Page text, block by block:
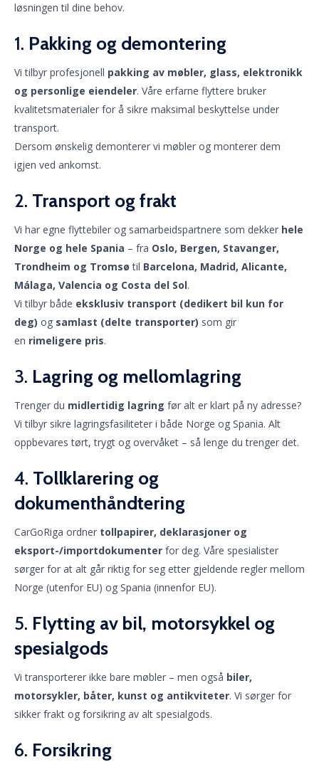
løsningen til dine behov.
1. Pakking og demontering
Vi tilbyr profesjonell pakking av møbler, glass, elektronikk
og personlige eiendeler. Våre erfarne flyttere bruker
kvalitetsmaterialer for å sikre maksimal beskyttelse under
transport.
Dersom ønskelig demonterer vi møbler og monterer dem
igjen ved ankomst.
2. Transport og frakt
Vi har egne flyttebiler og samarbeidspartnere som dekker hele
Norge og hele Spania – fra Oslo, Bergen, Stavanger,
Trondheim og Tromsø til Barcelona, Madrid, Alicante,
Málaga, Valencia og Costa del Sol.
Vi tilbyr både eksklusiv transport (dedikert bil kun for
deg) og samlast (delte transporter) som gir
en rimeligere pris.
3. Lagring og mellomlagring
Trenger du midlertidig lagring før alt er klart på ny adresse?
Vi tilbyr sikre lagringsfasiliteter i både Norge og Spania. Alt
oppbevares tørt, trygt og overvåket – så lenge du trenger det.
4. Tollklarering og
dokumenthåndtering
CarGoRiga ordner tollpapirer, deklarasjoner og
eksport-/importdokumenter for deg. Våre spesialister
sørger for at alt går riktig for seg etter gjeldende regler mellom
Norge (utenfor EU) og Spania (innenfor EU).
5. Flytting av bil, motorsykkel og
spesialgods
Vi transporterer ikke bare møbler – men også biler,
motorsykler, båter, kunst og antikviteter. Vi sørger for
sikker frakt og forsikring av alt spesialgods.
6. Forsikring